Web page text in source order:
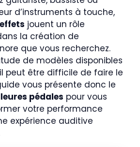
d’instruments à touche,
jouent un rôle
la création de
que vous recherchez.
de modèles disponibles
peut être difficile de faire le
vous présente donc le
pédales pour vous
votre performance
expérience auditive